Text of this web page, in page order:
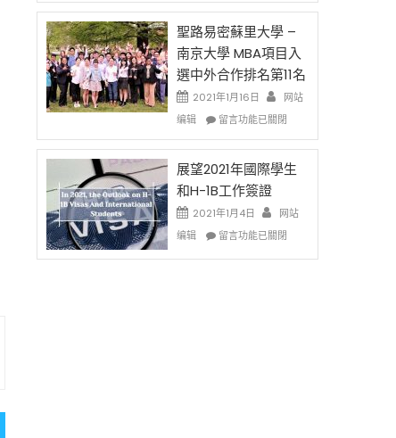
中
师
免
费
英
文
写
作
课!
只
办
场
错
过
惜〉
去
的
兩
年
里
國
際
學
生
大
學
面
聖路易密蘇里大學 –
南京大學 MBA項目入
選中外合作排名第11名
2021年1月16日
网站
编辑
在
路
易
密
蘇
里
大
留言功能已關閉
展望2021年國際學生
和H-1B工作簽證
2021年1月4日
网站
编辑
在
留言功能已關閉